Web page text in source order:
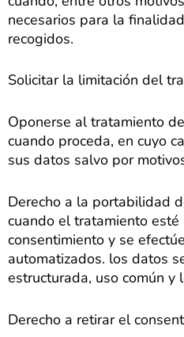
necesarios para la
recogidos.
Solicitar la limitación del
Oponerse al tratamiento
cuando proceda, en cuyo
sus datos salvo por
Derecho a la portabilidad
cuando el tratamiento esté
consentimiento y se
automatizados. los datos
estructurada, uso común y
Derecho a retirar el